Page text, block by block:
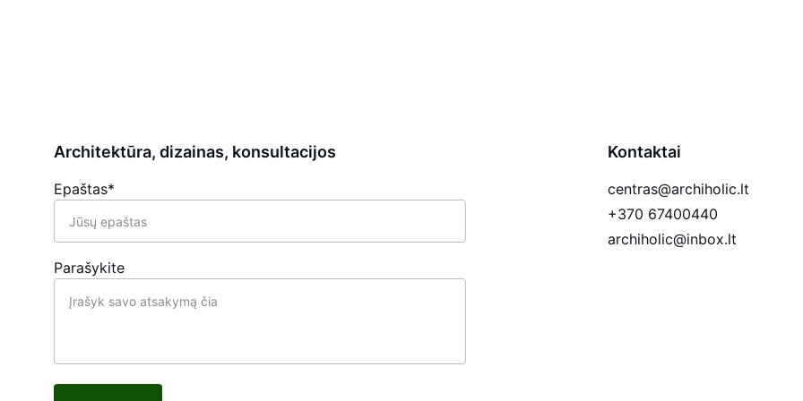
Kontaktai
Epaštas*
Parašykite
centras@archiholic.lt
archiholic@inbox.lt
Architektūra, dizainas, konsultacijos
+370 67400440